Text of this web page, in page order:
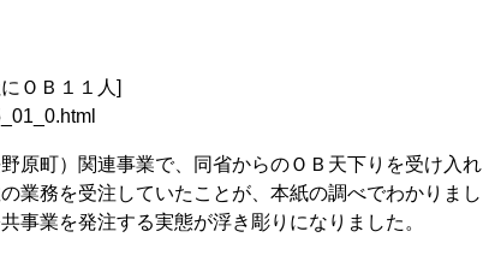
ＯＢ１１人]
原町）関連事業で、同省からのＯＢ天下りを受け入れ
業務を受注していたことが、本紙の調べでわかりまし
事業を発注する実態が浮き彫りになりました。